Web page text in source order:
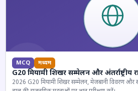
MCQ मध्यम
G20 मियामी शिखर सम्मेलन और अंतर्राष्ट्रीय
2026 G20 मियामी शिखर सम्मेलन, मेजबानी विवरण और